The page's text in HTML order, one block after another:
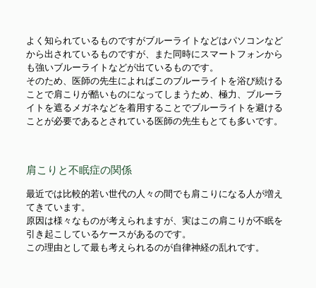
よく知られているものですがブルーライトなどはパソコンなど
から出されているものですが、また同時にスマートフォンから
も強いブルーライトなどが出ているものです。
そのため、医師の先生によればこのブルーライトを浴び続ける
ことで肩こりが酷いものになってしまうため、極力、ブルーラ
イトを遮るメガネなどを着用することでブルーライトを避ける
ことが必要であるとされている医師の先生もとても多いです。
肩こりと不眠症の関係
最近では比較的若い世代の人々の間でも肩こりになる人が増え
てきています。
原因は様々なものが考えられますが、実はこの肩こりが不眠を
引き起こしているケースがあるのです。
この理由として最も考えられるのが自律神経の乱れです。